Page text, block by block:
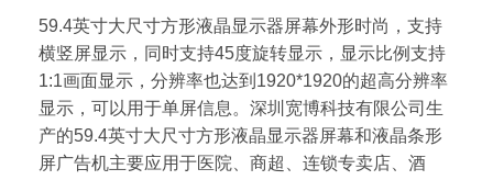
59.4英寸大尺寸方形液晶显示器屏幕外形时尚，支持
横竖屏显示，同时支持45度旋转显示，显示比例支持
1:1画面显示，分辨率也达到1920*1920的超高分辨率
显示，可以用于单屏信息。深圳宽博科技有限公司生
产的59.4英寸大尺寸方形液晶显示器屏幕和液晶条形
屏广告机主要应用于医院、商超、连锁专卖店、酒